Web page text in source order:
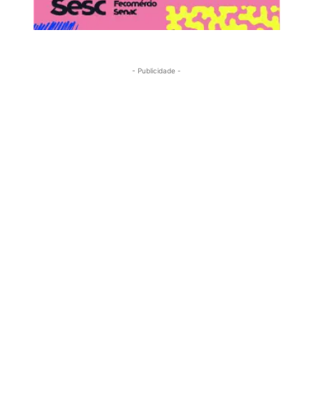
- Publicidade -